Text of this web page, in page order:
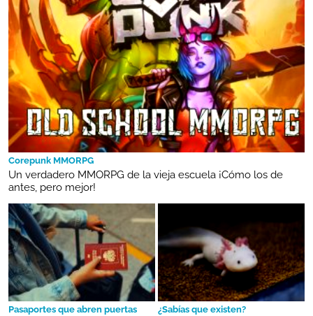
Corepunk MMORPG
Un verdadero MMORPG de la vieja escuela ¡Cómo los de
antes, pero mejor!
Pasaportes que abren puertas ¿Sabías que existen?